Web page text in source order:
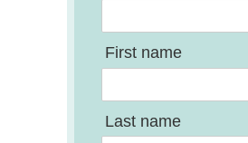
First name
Last name